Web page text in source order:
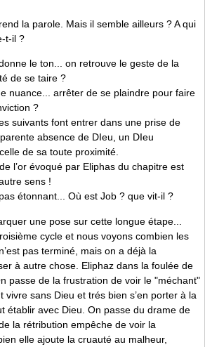
la parole. Mais il semble ailleurs ? A qui
t-il ?
le ton... on retrouve le geste de la
de se taire ?
nuance... arrêter de se plaindre pour faire
?
suivants font entrer dans une prise de
absence de DIeu, un DIeu
de sa toute proximité.
l’or évoqué par Eliphas du chapitre est
sens !
étonnant... Où est Job ? que vit-il ?
une pose sur cette longue étape...
cycle et nous voyons combien les
pas terminé, mais on a déjà la
à autre chose. Eliphaz dans la foulée de
passe de la frustration de voir le "méchant"
vivre sans Dieu et trés bien s’en porter à la
établir avec Dieu. On passe du drame de
la rétribution empêche de voir la
elle ajoute la cruauté au malheur,